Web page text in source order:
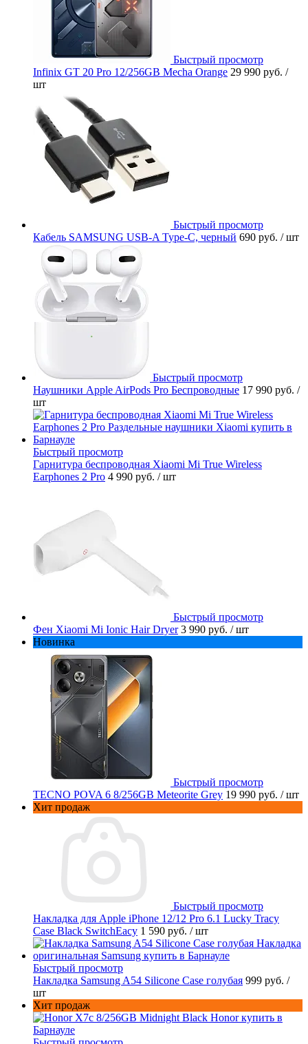
Быстрый просмотр
Infinix GT 20 Pro 12/256GB Mecha Orange 29 990 руб. /
шт
Быстрый просмотр
Кабель SAMSUNG USB-A Type-C, черный 690 руб. / шт
Быстрый просмотр
Наушники Apple AirPods Pro Беспроводные 17 990 руб. /
шт
Быстрый просмотр
Гарнитура беспроводная Xiaomi Mi True Wireless
Earphones 2 Pro 4 990 руб. / шт
Быстрый просмотр
Фен Xiaomi Mi Ionic Hair Dryer 3 990 руб. / шт
Новинка
Быстрый просмотр
TECNO POVA 6 8/256GB Meteorite Grey 19 990 руб. / шт
Хит продаж
Быстрый просмотр
Накладка для Apple iPhone 12/12 Pro 6.1 Lucky Tracy
Case Black SwitchEacy 1 590 руб. / шт
Быстрый просмотр
Накладка Samsung A54 Silicone Case голубая 999 руб. /
шт
Хит продаж